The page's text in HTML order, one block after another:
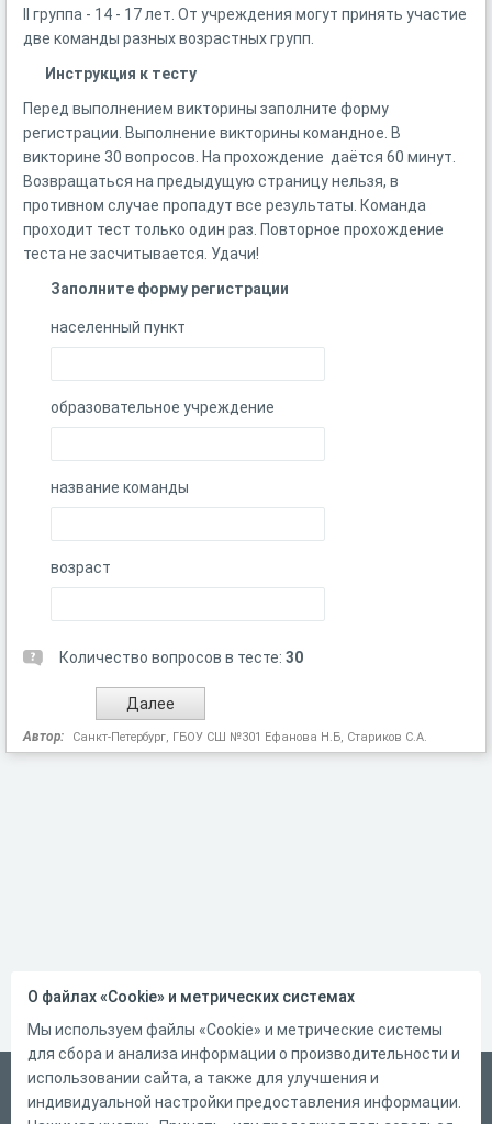
II группа - 14 - 17 лет. От учреждения могут принять участие
две команды разных возрастных групп.
Инструкция к тесту
Перед выполнением викторины заполните форму
регистрации. Выполнение викторины командное. В
викторине 30 вопросов. На прохождение даётся 60 минут.
Возвращаться на предыдущую страницу нельзя, в
противном случае пропадут все результаты. Команда
проходит тест только один раз. Повторное прохождение
теста не засчитывается. Удачи!
Заполните форму регистрации
населенный пункт
образовательное учреждение
название команды
возраст
Количество вопросов в тесте: 30
Автор: Санкт-Петербург, ГБОУ СШ №301 Ефанова Н.Б, Стариков С.А.
Русский
О файлах «Cookie» и метрических системах
Мы используем файлы «Cookie» и метрические системы
для сбора и анализа информации о производительности и
использовании сайта, а также для улучшения и
индивидуальной настройки предоставления информации.